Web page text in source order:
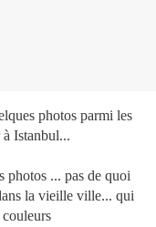
photos parmi les
Istanbul...
photos ... pas de quoi
la vieille ville... qui